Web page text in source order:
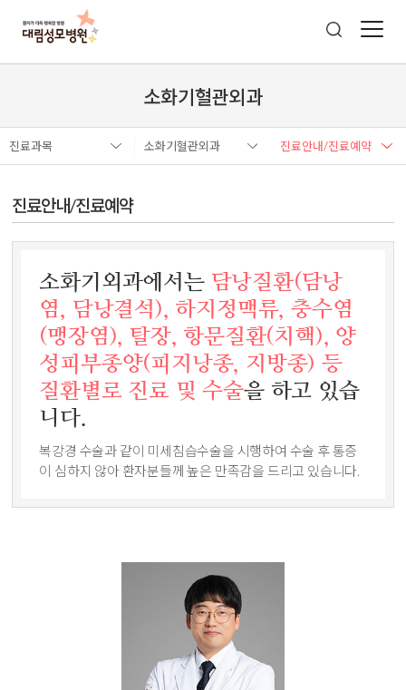
소화기혈관외과
진료과목 소화기혈관외과 진료안내/진료예약
진료안내/진료예약
소화기외과에서는 담낭질환(담낭
염, 담낭결석), 하지정맥류, 충수염
(맹장염), 탈장, 항문질환(치핵), 양
성피부종양(피지낭종, 지방종) 등
질환별로 진료 및 수술을 하고 있습
니다.
복강경 수술과 같이 미세침습수술을 시행하여 수술 후 통증
이 심하지 않아 환자분들께 높은 만족감을 드리고 있습니다.